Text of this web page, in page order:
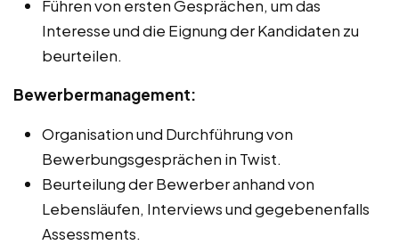
Führen von ersten Gesprächen, um das
Interesse und die Eignung der Kandidaten zu
beurteilen.
Bewerbermanagement:
Organisation und Durchführung von
Bewerbungsgesprächen in Twist.
Beurteilung der Bewerber anhand von
Lebensläufen, Interviews und gegebenenfalls
Assessments.